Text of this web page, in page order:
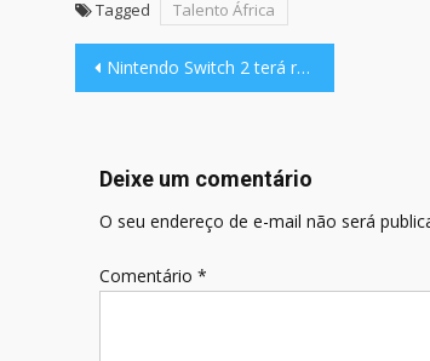
Tagged Talento África
Navegação
Post
Nintendo Switch 2 terá reajuste de preços global a partir de setembro
Deixe um comentário
O seu endereço de e-mail não será
Comentário *